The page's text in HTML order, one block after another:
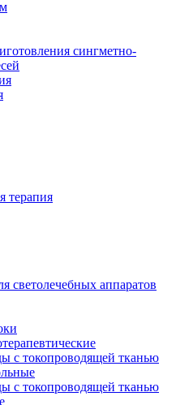
сингметно-
терапия
светолечебных аппаратов
с токопроводящей тканью
с токопроводящей тканью